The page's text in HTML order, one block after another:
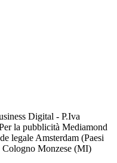
Digital - P.Iva
la pubblicità Mediamond
legale Amsterdam (Paesi
Monzese (MI)